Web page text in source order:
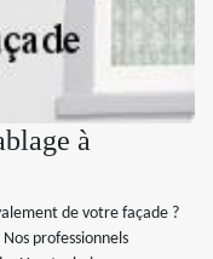
à
de votre façade ?
professionnels